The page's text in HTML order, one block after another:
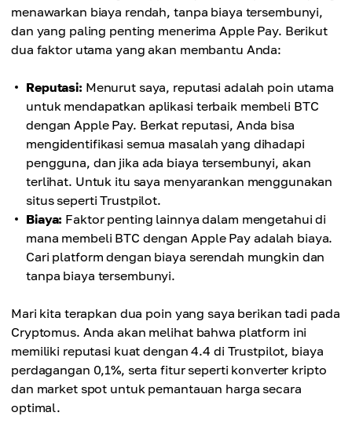
menawarkan biaya rendah, tanpa biaya tersembunyi,
dan yang paling penting menerima Apple Pay. Berikut
dua faktor utama yang akan membantu Anda:
Reputasi: Menurut saya, reputasi adalah poin utama
untuk mendapatkan aplikasi terbaik membeli BTC
dengan Apple Pay. Berkat reputasi, Anda bisa
mengidentifikasi semua masalah yang dihadapi
pengguna, dan jika ada biaya tersembunyi, akan
terlihat. Untuk itu saya menyarankan menggunakan
situs seperti Trustpilot.
Biaya: Faktor penting lainnya dalam mengetahui di
mana membeli BTC dengan Apple Pay adalah biaya.
Cari platform dengan biaya serendah mungkin dan
tanpa biaya tersembunyi.
Mari kita terapkan dua poin yang saya berikan tadi pada
Cryptomus. Anda akan melihat bahwa platform ini
memiliki reputasi kuat dengan 4.4 di Trustpilot, biaya
perdagangan 0,1%, serta fitur seperti konverter kripto
dan market spot untuk pemantauan harga secara
optimal.